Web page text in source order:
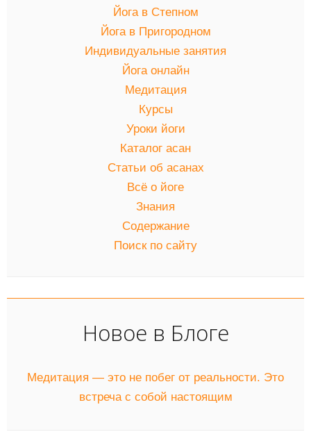
Йога в Степном
Йога в Пригородном
Индивидуальные занятия
Йога онлайн
Медитация
Курсы
Уроки йоги
Каталог асан
Статьи об асанах
Всё о йоге
Знания
Содержание
Поиск по сайту
Новое в Блоге
Медитация — это не побег от реальности. Это
встреча с собой настоящим